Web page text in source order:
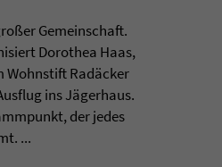
Gemeinschaft.
Dorothea Haas,
Radäcker
ins Jägerhaus.
der jedes
...